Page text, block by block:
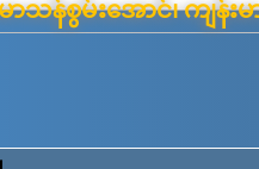
ာသန်စွမ်းအောင်၊ ကျ